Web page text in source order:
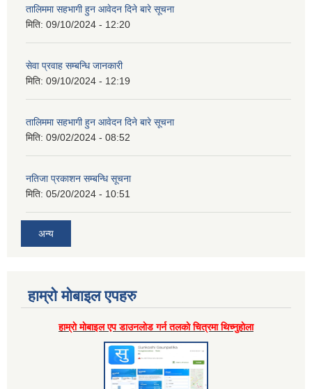
तालिममा सहभागी हुन आवेदन दिने बारे सूचना
मिति: 09/10/2024 - 12:20
सेवा प्रवाह सम्बन्धि जानकारी
मिति: 09/10/2024 - 12:19
तालिममा सहभागी हुन आवेदन दिने बारे सूचना
मिति: 09/02/2024 - 08:52
नतिजा प्रकाशन सम्बन्धि सूचना
मिति: 05/20/2024 - 10:51
अन्य
हाम्राे माेबाइल एपहरु
हाम्राे माेबाइल एप डाउनलाेड गर्न तलकाे चित्रमा थिच्नुहाेला